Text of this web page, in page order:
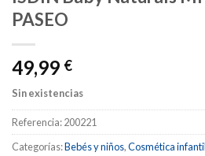
PASEO
49,99 €
Sin existencias
Referencia:200221
Categorías:Bebés y niños,Cosmética infantil